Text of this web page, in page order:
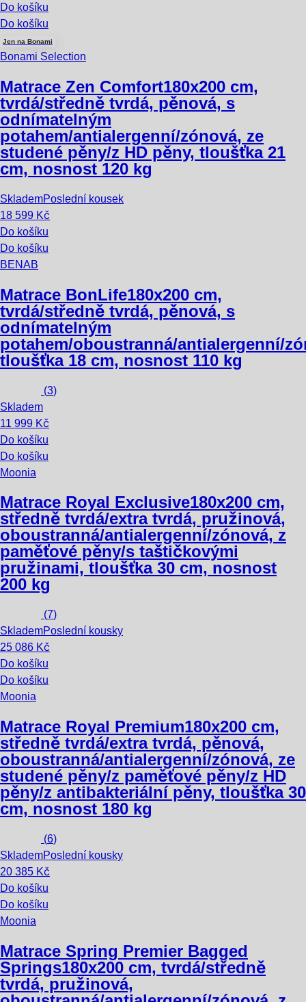
Do košíku
Do košíku
Jen na Bonami
Bonami Selection
Matrace Zen Comfort180x200 cm,
tvrdá/středně tvrdá, pěnová, s
odnímatelným
potahem/antialergenní/zónová, ze
studené pěny/z HD pěny, tloušťka 21
cm, nosnost 120 kg
SklademPoslední kousek
18 599 Kč
Do košíku
Do košíku
BENAB
Matrace BonLife180x200 cm,
tvrdá/středně tvrdá, pěnová, s
odnímatelným
potahem/oboustranná/antialergenní/
tloušťka 18 cm, nosnost 110 kg
(3)
Skladem
11 999 Kč
Do košíku
Do košíku
Moonia
Matrace Royal Exclusive180x200 cm,
středně tvrdá/extra tvrdá, pružinová,
oboustranná/antialergenní/zónová, z
paměťové pěny/s taštičkovými
pružinami, tloušťka 30 cm, nosnost
200 kg
(7)
SklademPoslední kousky
25 086 Kč
Do košíku
Do košíku
Moonia
Matrace Royal Premium180x200 cm,
středně tvrdá/extra tvrdá, pěnová,
oboustranná/antialergenní/zónová, ze
studené pěny/z paměťové pěny/z HD
pěny/z antibakteriální pěny, tloušťka 30
cm, nosnost 180 kg
(6)
SklademPoslední kousky
20 385 Kč
Do košíku
Do košíku
Moonia
Matrace Spring Premier Bagged
Springs180x200 cm, tvrdá/středně
tvrdá, pružinová,